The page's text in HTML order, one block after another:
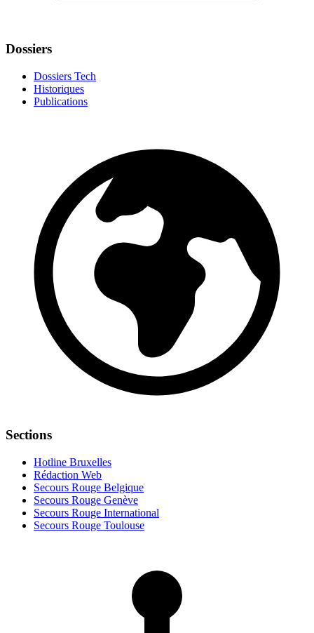
Dossiers
Dossiers Tech
Historiques
Publications
Sections
Hotline Bruxelles
Rédaction Web
Secours Rouge Belgique
Secours Rouge Genève
Secours Rouge International
Secours Rouge Toulouse